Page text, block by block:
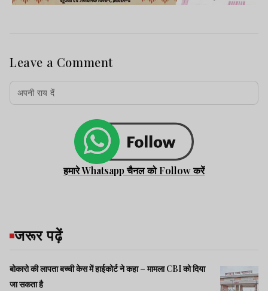
Leave a Comment
हमारे Whatsapp चैनल को Follow करें
जरूर पढ़ें
बोकारो की लापता बच्ची केस में हाईकोर्ट ने कहा – मामला CBI को दिया
जा सकता है